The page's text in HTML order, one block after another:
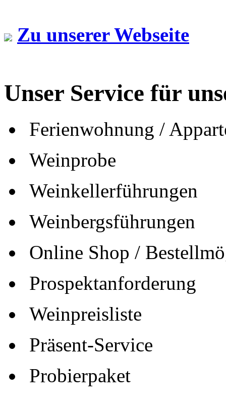
Zu unserer Webseite
Unser Service für
Ferienwohnung /
Weinprobe
Weinkellerführungen
Weinbergsführungen
Online Shop /
Prospektanforderung
Weinpreisliste
Präsent-Service
Probierpaket